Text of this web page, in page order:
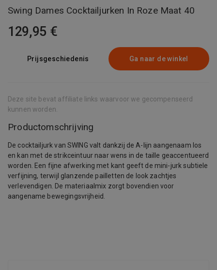
Swing Dames Cocktailjurken In Roze Maat 40
129,95 €
Prijsgeschiedenis Ga naar de winkel
Deze site bevat affiliate links waarvoor we gecompenseerd
kunnen worden.
Productomschrijving
De cocktailjurk van SWING valt dankzij de A-lijn aangenaam los
en kan met de strikceintuur naar wens in de taille geaccentueerd
worden. Een fijne afwerking met kant geeft de mini-jurk subtiele
verfijning, terwijl glanzende pailletten de look zachtjes
verlevendigen. De materiaalmix zorgt bovendien voor
aangename bewegingsvrijheid.